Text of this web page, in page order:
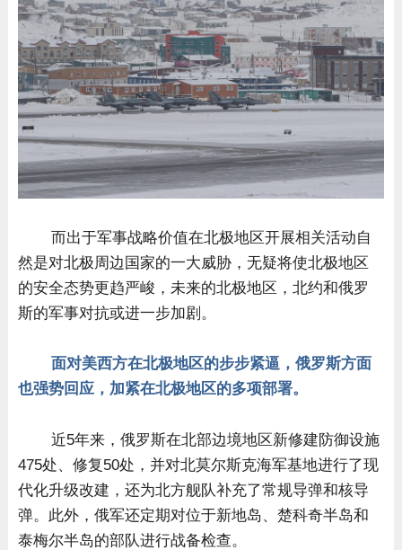
而出于军事战略价值在北极地区开展相关活动自
然是对北极周边国家的一大威胁，无疑将使北极地区
的安全态势更趋严峻，未来的北极地区，北约和俄罗
斯的军事对抗或进一步加剧。
面对美西方在北极地区的步步紧逼，俄罗斯方面
也强势回应，加紧在北极地区的多项部署。
近5年来，俄罗斯在北部边境地区新修建防御设施
475处、修复50处，并对北莫尔斯克海军基地进行了现
代化升级改建，还为北方舰队补充了常规导弹和核导
弹。此外，俄军还定期对位于新地岛、楚科奇半岛和
泰梅尔半岛的部队进行战备检查。